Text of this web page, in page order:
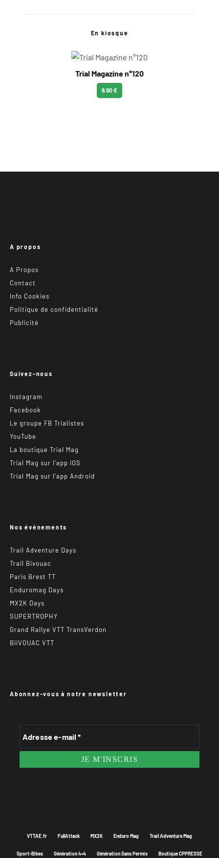
En kiosque
Trial Magazine n°120
6.90 €
A propos
A Propos
Contact
Info Cookies
Politique de confidentialité
Publicité
Suivez-nous
Instagram
Facebook
Le groupe FB Trialistes
YouTube
La boutique Trial Mag
Trial Mag sur l’app IOS
Trial Mag sur l’app Android
Nos événements
Trail Adventure Days
Trail Bivouac
Paris Brest TT
Enduromag Days
MX2K Days
SUPERTROPHY
Grand Rallye VTT TransVerdon
BiiVOUAC VTT
Abonnez-vous à notre newsletter
VTTAE.fr FullAttack MX2K Enduro Mag Trail Adventure Mag
Sport-Bikes Génération 4×4 Génération Sans Permis Boutique CPPRESSE